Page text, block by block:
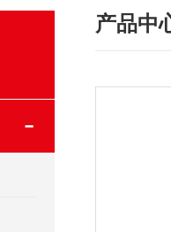
产品中